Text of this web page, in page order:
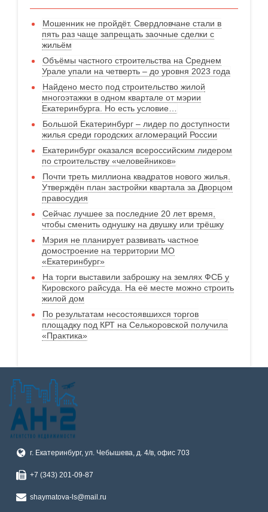
Мошенник не пройдёт. Свердловчане стали в
пять раз чаще запрещать заочные сделки с
жильём
Объёмы частного строительства на Среднем
Урале упали на четверть – до уровня 2023 года
Найдено место под строительство жилой
многоэтажки в одном квартале от мэрии
Екатеринбурга. Но есть условие…
Большой Екатеринбург – лидер по доступности
жилья среди городских агломераций России
Екатеринбург оказался всероссийским лидером
по строительству «человейников»
Почти треть миллиона квадратов нового жилья.
Утверждён план застройки квартала за Дворцом
правосудия
Сейчас лучшее за последние 20 лет время,
чтобы сменить однушку на двушку или трёшку
Мэрия не планирует развивать частное
домостроение на территории МО
«Екатеринбург»
На торги выставили заброшку на землях ФСБ у
Кировского райсуда. На её месте можно строить
жилой дом
По результатам несостоявшихся торгов
площадку под КРТ на Селькоровской получила
«Практика»
г. Екатеринбург, ул. Чебышева, д. 4/в, офис 703
+7 (343) 201-09-87
shaymatova-ls@mail.ru